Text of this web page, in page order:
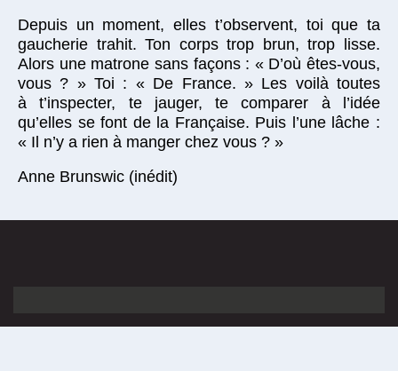
Depuis un moment, elles t’observent, toi que ta
gaucherie trahit. Ton corps trop brun, trop lisse.
Alors une matrone sans façons : « D’où êtes-vous,
vous ? » Toi : « De France. » Les voilà toutes
à t’inspecter, te jauger, te comparer à l’idée
qu’elles se font de la Française. Puis l’une lâche :
« Il n’y a rien à manger chez vous ? »
Anne Brunswic (inédit)